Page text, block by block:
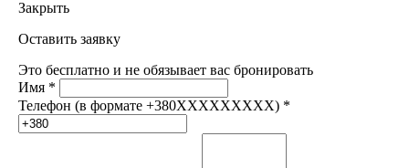
Закрыть
Оставить заявку
Это бесплатно и не обязывает вас бронировать
Имя *
Телефон (в формате +380XXXXXXXXX) *